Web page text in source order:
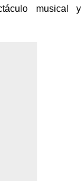
musical y